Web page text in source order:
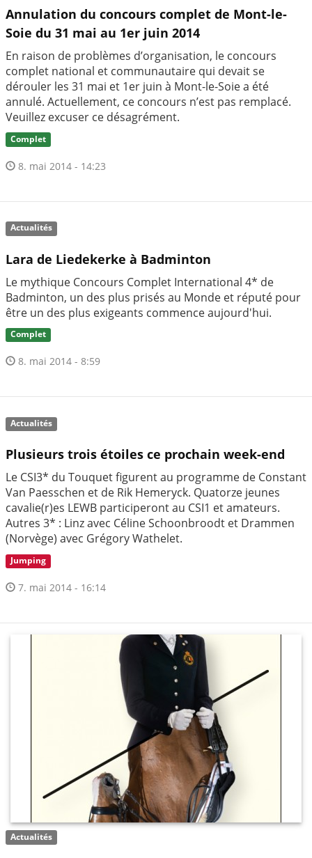
Annulation du concours complet de Mont-le-
Soie du 31 mai au 1er juin 2014
En raison de problèmes d’organisation, le concours
complet national et communautaire qui devait se
dérouler les 31 mai et 1er juin à Mont-le-Soie a été
annulé. Actuellement, ce concours n’est pas remplacé.
Veuillez excuser ce désagrément.
Complet
8. mai 2014 - 14:23
Actualités
Lara de Liedekerke à Badminton
Le mythique Concours Complet International 4* de
Badminton, un des plus prisés au Monde et réputé pour
être un des plus exigeants commence aujourd'hui.
Complet
8. mai 2014 - 8:59
Actualités
Plusieurs trois étoiles ce prochain week-end
Le CSI3* du Touquet figurent au programme de Constant
Van Paesschen et de Rik Hemeryck. Quatorze jeunes
cavalie(r)es LEWB participeront au CSI1 et amateurs.
Autres 3* : Linz avec Céline Schoonbroodt et Drammen
(Norvège) avec Grégory Wathelet.
Jumping
7. mai 2014 - 16:14
Actualités